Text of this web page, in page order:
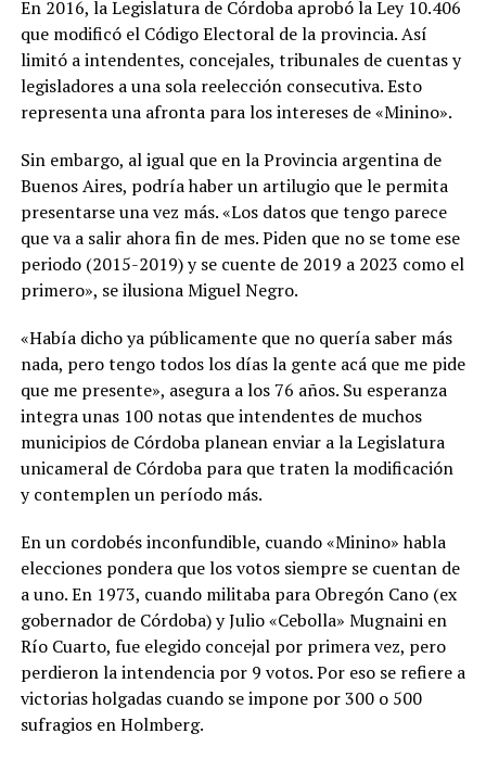
En 2016, la Legislatura de Córdoba aprobó la Ley 10.406
que modificó el Código Electoral de la provincia. Así
limitó a intendentes, concejales, tribunales de cuentas y
legisladores a una sola reelección consecutiva. Esto
representa una afronta para los intereses de «Minino».
Sin embargo, al igual que en la Provincia argentina de
Buenos Aires, podría haber un artilugio que le permita
presentarse una vez más. «Los datos que tengo parece
que va a salir ahora fin de mes. Piden que no se tome ese
periodo (2015-2019) y se cuente de 2019 a 2023 como el
primero», se ilusiona Miguel Negro.
«Había dicho ya públicamente que no quería saber más
nada, pero tengo todos los días la gente acá que me pide
que me presente», asegura a los 76 años. Su esperanza
integra unas 100 notas que intendentes de muchos
municipios de Córdoba planean enviar a la Legislatura
unicameral de Córdoba para que traten la modificación
y contemplen un período más.
En un cordobés inconfundible, cuando «Minino» habla
elecciones pondera que los votos siempre se cuentan de
a uno. En 1973, cuando militaba para Obregón Cano (ex
gobernador de Córdoba) y Julio «Cebolla» Mugnaini en
Río Cuarto, fue elegido concejal por primera vez, pero
perdieron la intendencia por 9 votos. Por eso se refiere a
victorias holgadas cuando se impone por 300 o 500
sufragios en Holmberg.